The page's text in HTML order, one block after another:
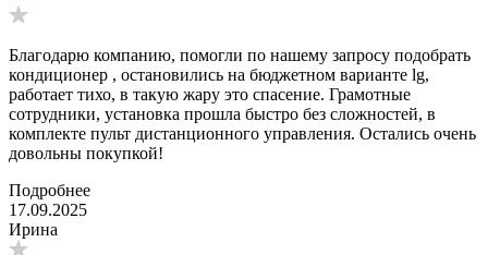
Благодарю компанию, помогли по нашему запросу подобрать
кондиционер , остановились на бюджетном варианте lg,
работает тихо, в такую жару это спасение. Грамотные
сотрудники, установка прошла быстро без сложностей, в
комплекте пульт дистанционного управления. Остались очень
довольны покупкой!
Подробнее
17.09.2025
Ирина